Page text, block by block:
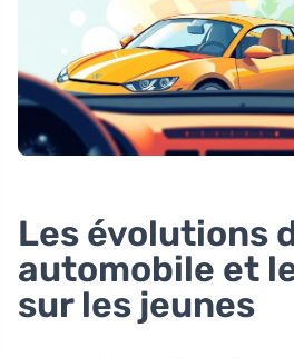
Les évolutions
automobile et
sur les jeunes